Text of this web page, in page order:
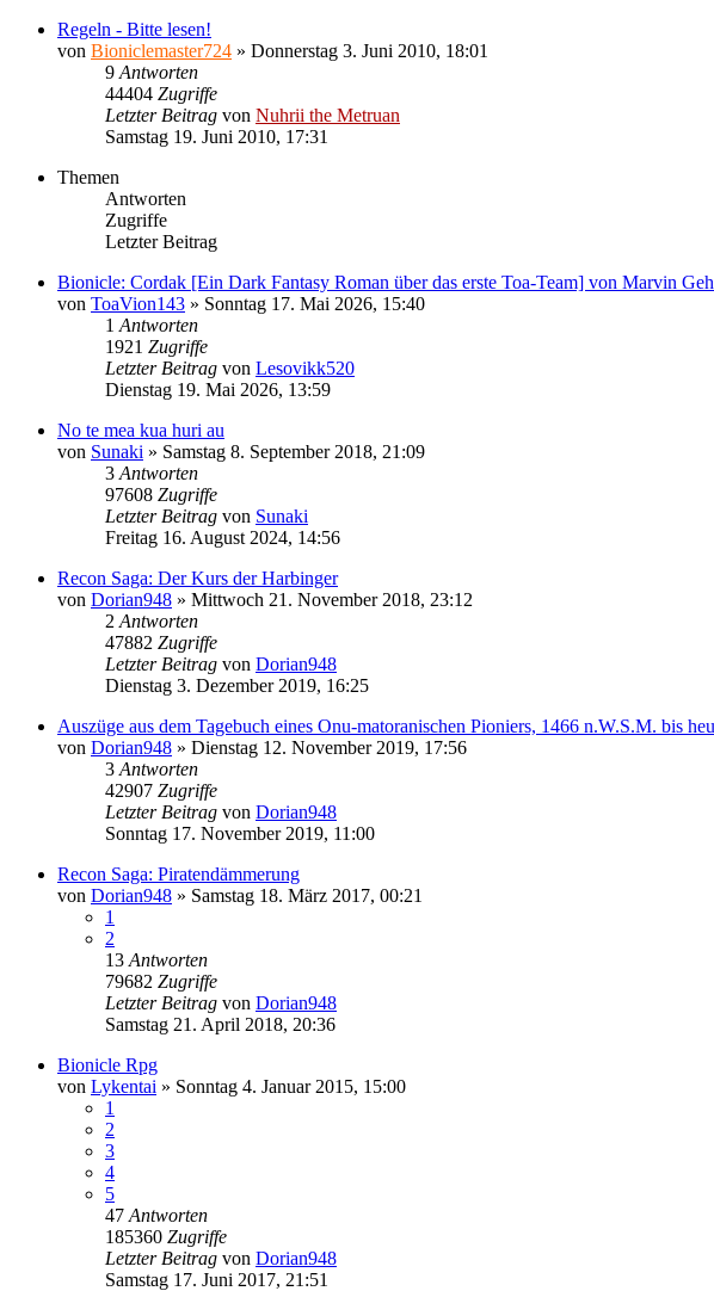
Regeln - Bitte lesen!
von Bioniclemaster724 » Donnerstag 3. Juni 2010, 18:01
9 Antworten
44404 Zugriffe
Letzter Beitrag von Nuhrii the Metruan
Samstag 19. Juni 2010, 17:31
Themen
Antworten
Zugriffe
Letzter Beitrag
Bionicle: Cordak [Ein Dark Fantasy Roman über das erste Toa-Team] von Marvin
von ToaVion143 » Sonntag 17. Mai 2026, 15:40
1 Antworten
1921 Zugriffe
Letzter Beitrag von Lesovikk520
Dienstag 19. Mai 2026, 13:59
No te mea kua huri au
von Sunaki » Samstag 8. September 2018, 21:09
3 Antworten
97608 Zugriffe
Letzter Beitrag von Sunaki
Freitag 16. August 2024, 14:56
Recon Saga: Der Kurs der Harbinger
von Dorian948 » Mittwoch 21. November 2018, 23:12
2 Antworten
47882 Zugriffe
Letzter Beitrag von Dorian948
Dienstag 3. Dezember 2019, 16:25
Auszüge aus dem Tagebuch eines Onu-matoranischen Pioniers, 1466 n.W.S.M. bis
von Dorian948 » Dienstag 12. November 2019, 17:56
3 Antworten
42907 Zugriffe
Letzter Beitrag von Dorian948
Sonntag 17. November 2019, 11:00
Recon Saga: Piratendämmerung
von Dorian948 » Samstag 18. März 2017, 00:21
1
2
13 Antworten
79682 Zugriffe
Letzter Beitrag von Dorian948
Samstag 21. April 2018, 20:36
Bionicle Rpg
von Lykentai » Sonntag 4. Januar 2015, 15:00
1
2
3
4
5
47 Antworten
185360 Zugriffe
Letzter Beitrag von Dorian948
Samstag 17. Juni 2017, 21:51